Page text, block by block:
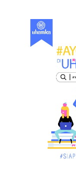
Dua Pria di
Miris,
Pekan Ini,